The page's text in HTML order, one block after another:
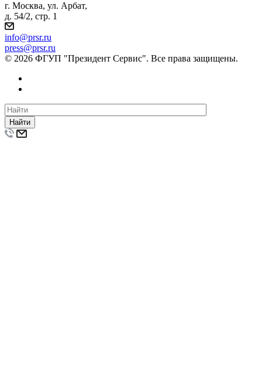
г. Москва, ул. Арбат,
д. 54/2, стр. 1
info@prsr.ru
press@prsr.ru
© 2026 ФГУП "Президент Сервис". Все права защищены.
Найти